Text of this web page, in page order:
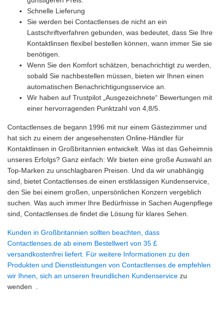
Schnelle Lieferung
Sie werden bei Contactlenses.de nicht an ein
Lastschriftverfahren gebunden, was bedeutet, dass Sie Ihre
Kontaktlinsen flexibel bestellen können, wann immer Sie sie
benötigen.
Wenn Sie den Komfort schätzen, benachrichtigt zu werden,
sobald Sie nachbestellen müssen, bieten wir Ihnen einen
automatischen Benachrichtigungsservice an.
Wir haben auf Trustpilot „Ausgezeichnete“ Bewertungen mit
einer hervorragenden Punktzahl von 4,8/5.
Contactlenses.de begann 1996 mit nur einem Gästezimmer und
hat sich zu einem der angesehensten Online-Händler für
Kontaktlinsen in Großbritannien entwickelt. Was ist das Geheimnis
unseres Erfolgs? Ganz einfach: Wir bieten eine große Auswahl an
Top-Marken zu unschlagbaren Preisen. Und da wir unabhängig
sind, bietet Contactlenses.de einen erstklassigen Kundenservice,
den Sie bei einem großen, unpersönlichen Konzern vergeblich
suchen. Was auch immer Ihre Bedürfnisse in Sachen Augenpflege
sind, Contactlenses.de findet die Lösung für klares Sehen.
Kunden in Großbritannien sollten beachten, dass
Contactlenses.de ab einem Bestellwert von 35 £
versandkostenfrei liefert. Für weitere Informationen zu den
Produkten und Dienstleistungen von Contactlenses.de empfehlen
wir Ihnen, sich an unseren freundlichen Kundenservice zu
wenden